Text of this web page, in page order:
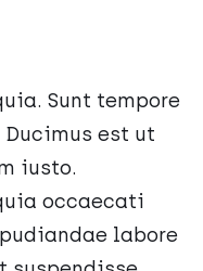
Sunt tempore
est ut
iusto.
occaecati
labore